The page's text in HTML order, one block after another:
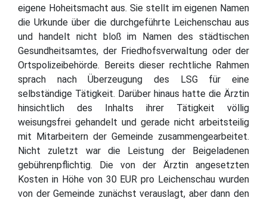
eigene Hoheitsmacht aus. Sie stellt im eigenen Namen
die Urkunde über die durchgeführte Leichenschau aus
und handelt nicht bloß im Namen des städtischen
Gesundheitsamtes, der Friedhofsverwaltung oder der
Ortspolizeibehörde. Bereits dieser rechtliche Rahmen
sprach nach Überzeugung des LSG für eine
selbständige Tätigkeit. Darüber hinaus hatte die Ärztin
hinsichtlich des Inhalts ihrer Tätigkeit völlig
weisungsfrei gehandelt und gerade nicht arbeitsteilig
mit Mitarbeitern der Gemeinde zusammengearbeitet.
Nicht zuletzt war die Leistung der Beigeladenen
gebührenpflichtig. Die von der Ärztin angesetzten
Kosten in Höhe von 30 EUR pro Leichenschau wurden
von der Gemeinde zunächst verauslagt, aber dann den